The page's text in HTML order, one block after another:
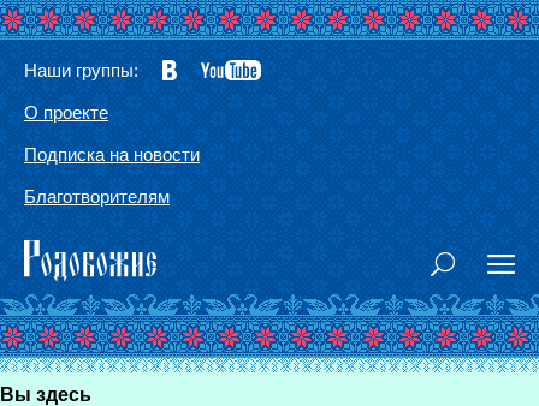
Наши группы:
О проекте
Подписка на новости
Благотворителям
Вы здесь